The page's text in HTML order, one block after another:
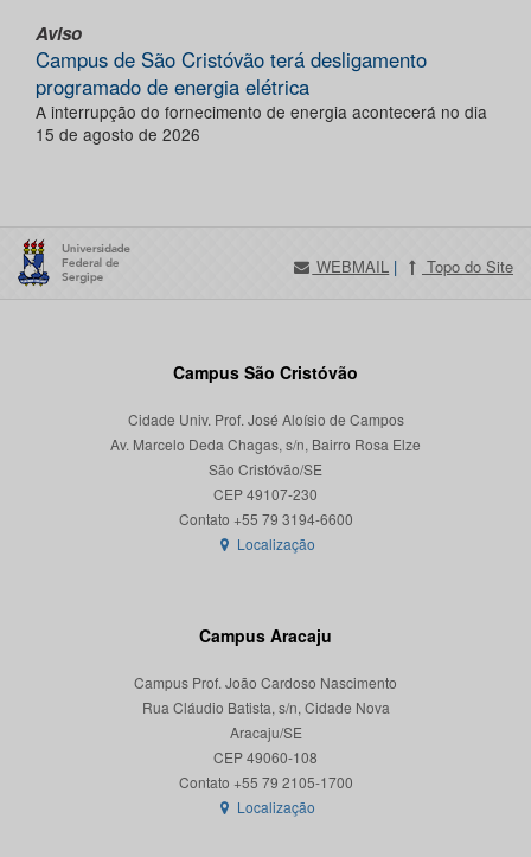
Aviso
Campus de São Cristóvão terá desligamento
programado de energia elétrica
A interrupção do fornecimento de energia acontecerá no dia
15 de agosto de 2026
WEBMAIL | Topo do Site
Campus São Cristóvão
Cidade Univ. Prof. José Aloísio de Campos
Av. Marcelo Deda Chagas, s/n, Bairro Rosa Elze
São Cristóvão/SE
CEP 49107-230
Localização
Campus Aracaju
Campus Prof. João Cardoso Nascimento
Rua Cláudio Batista, s/n, Cidade Nova
Aracaju/SE
CEP 49060-108
Localização